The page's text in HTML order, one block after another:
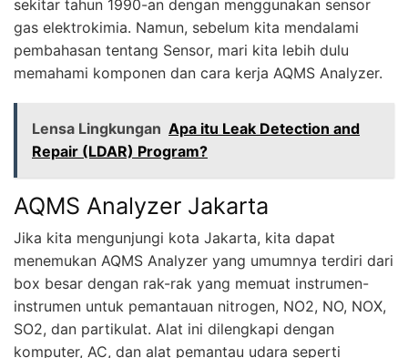
sekitar tahun 1990-an dengan menggunakan sensor
gas elektrokimia. Namun, sebelum kita mendalami
pembahasan tentang Sensor, mari kita lebih dulu
memahami komponen dan cara kerja AQMS Analyzer.
Lensa Lingkungan Apa itu Leak Detection and
Repair (LDAR) Program?
AQMS Analyzer Jakarta
Jika kita mengunjungi kota Jakarta, kita dapat
menemukan AQMS Analyzer yang umumnya terdiri dari
box besar dengan rak-rak yang memuat instrumen-
instrumen untuk pemantauan nitrogen, NO2, NO, NOX,
SO2, dan partikulat. Alat ini dilengkapi dengan
komputer, AC, dan alat pemantau udara seperti